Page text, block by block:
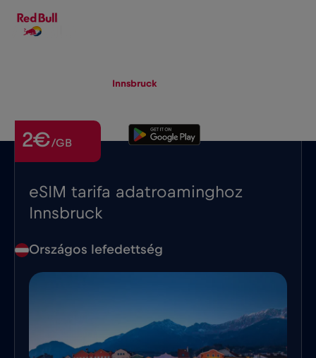
Innsbruck
eSIM tarifa adatroaminghoz
Innsbruck
2€/GB
Országos lefedettség